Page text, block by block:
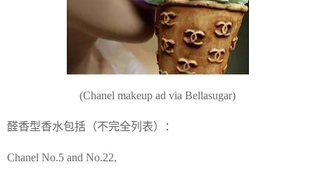
(Chanel makeup ad via Bellasugar)
醛香型香水包括（不完全列表）：
Chanel No.5 and No.22,